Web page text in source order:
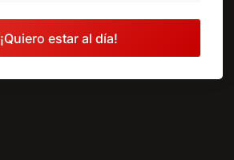
¡Quiero estar al día!